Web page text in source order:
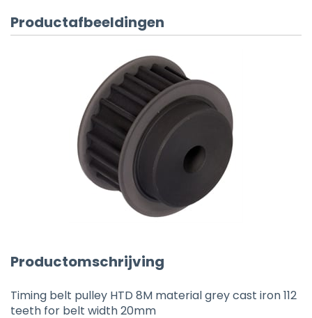
Productafbeeldingen
Productomschrijving
Timing belt pulley HTD 8M material grey cast iron 112
teeth for belt width 20mm